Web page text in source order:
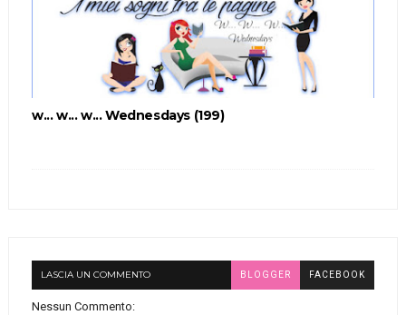
w... w... w... Wednesdays (199)
LASCIA UN COMMENTO BLOGGER FACEBOOK
Nessun Commento: